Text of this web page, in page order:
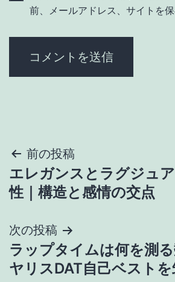
前、メールアドレス、サイトを保
投
稿
ビ
ゲ
前の投稿
エレガンスとラグジュ
性｜構造と感情の交点
次の投稿
ラップタイムは何を測
ヤリスDAT自己ベスト